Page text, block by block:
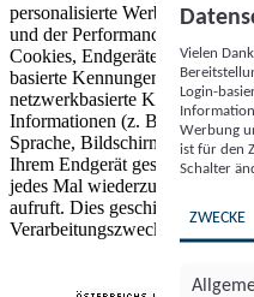
personalisierte Werbung und
und der Performance von
Cookies, Endgeräte- oder
basierte Kennungen, zufällig
netzwerkbasierte Kennungen)
Informationen (z. B.
Sprache, Bildschirmgröße,
Ihrem Endgerät gespeichert
jedes Mal wiederzuerkennen,
aufruft. Dies geschieht für einen
Verarbeitungszwecke.
Vielen
Login-
Werbung
ist für den
Schalter
ZWECKE